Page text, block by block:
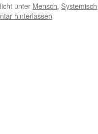
unter Mensch, Systemisch
hinterlassen